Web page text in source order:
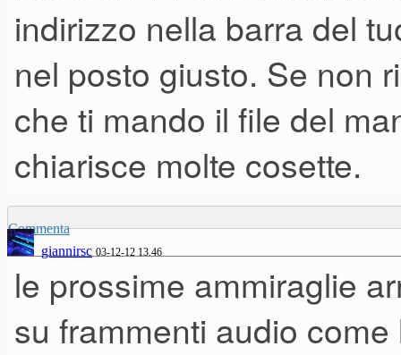
indirizzo nella barra del
nel posto giusto. Se non
che ti mando il file del
chiarisce molte cosette.
Commenta
giannirsc 03-12-12 13.46
le prossime ammiraglie
su frammenti audio come